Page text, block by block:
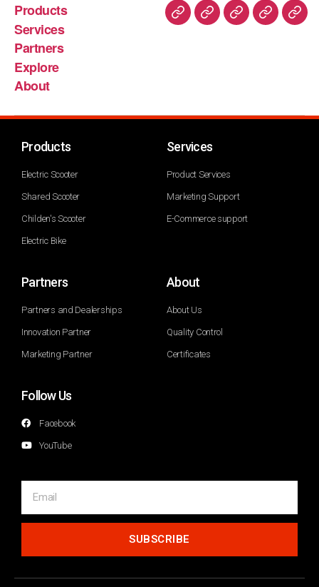
Products
Services
Partners
Explore
About
Products
Electric Scooter
Shared Scooter
Childen's Scooter
Electric Bike
Services
Product Services
Marketing Support
E-Commerce support
Partners
Partners and Dealerships
Innovation Partner
Marketing Partner
About
About Us
Quality Control
Certificates
Follow Us
Facebook
YouTube
SUBSCRIBE